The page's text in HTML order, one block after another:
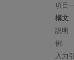
項目
構文
説明
例
入力